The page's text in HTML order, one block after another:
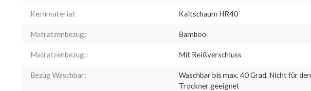
Kernmaterial: Kaltschaum HR40
Matratzenbezug: Bamboo
Matratzenbezug:: Mit Reißverschluss
Bezüg Waschbar:
Waschbar bis max. 40 Grad. Nicht für den
Trockner geeignet